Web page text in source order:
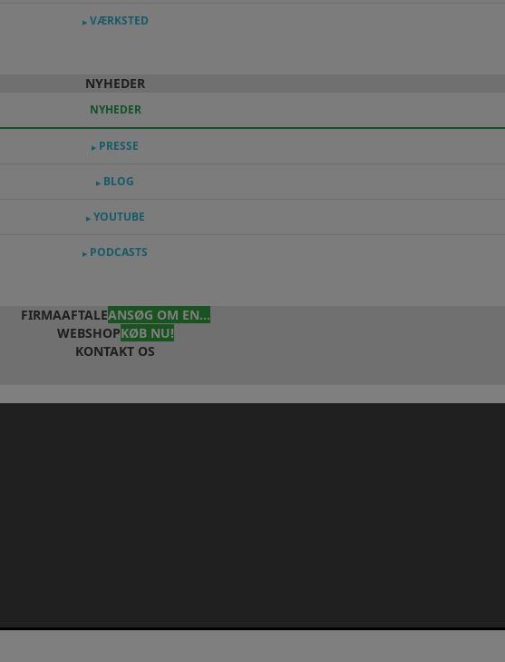
▶ VÆRKSTED
NYHEDER
NYHEDER
▶ PRESSE
▶ BLOG
▶ YOUTUBE
▶ PODCASTS
FIRMAAFTALEANSØG OM EN...
WEBSHOPKØB NU!
KONTAKT OS